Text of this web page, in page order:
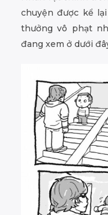
chuyện được kể
thưởng vô phạt
đang xem ở dưới